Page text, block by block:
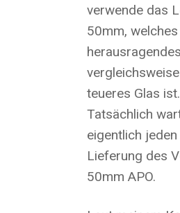
verwende das
50mm,
teueres Glas ist.
Tatsächlich
eigentlich
Lieferung des
50mm APO.